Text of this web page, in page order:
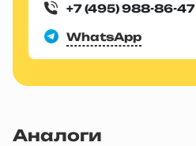
+7 (495) 988-86-47
WhatsApp
Аналоги